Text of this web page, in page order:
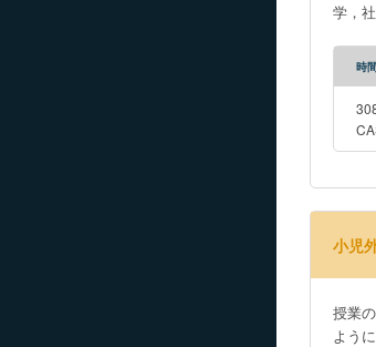
学，
代数
とも
時
小児
授業の概要 系統講義は全部で５コマである。時間的に十分とはいえない
よう